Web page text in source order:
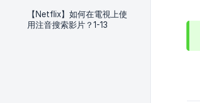
【Netflix】如何在電視上使
用注音搜索影片？1-13